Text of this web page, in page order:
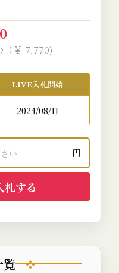
（￥ 7,770)
LIVE入札開始
2024/08/11
円
する
覧